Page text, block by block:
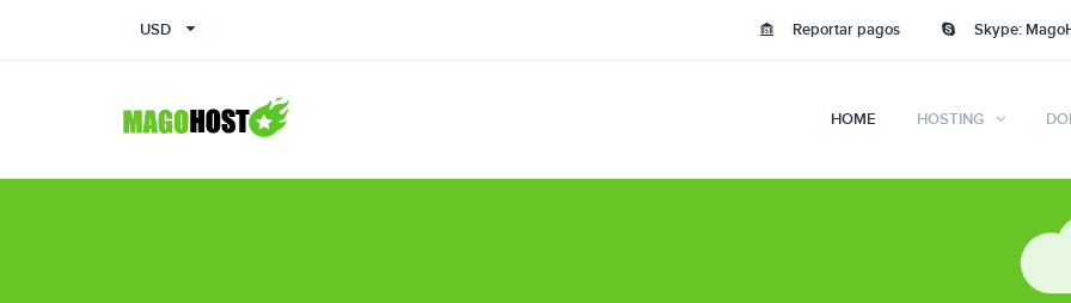
USD Reportar pagos Skype:
HOME HOSTING